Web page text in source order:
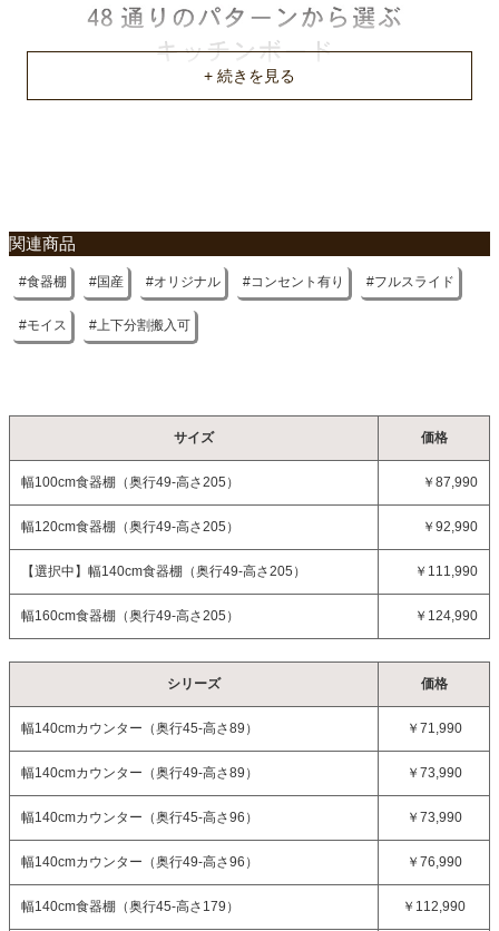
関連商品
食器棚 国産 オリジナル コンセント有り フルスライド
モイス 上下分割搬入可
サイズ 価格
幅100cm食器棚（奥行49-高さ205） ￥87,990
幅120cm食器棚（奥行49-高さ205） ￥92,990
【選択中】 幅140cm食器棚（奥行49-高さ205） ￥111,990
幅160cm食器棚（奥行49-高さ205） ￥124,990
シリーズ 価格
幅140cmカウンター（奥行45-高さ89） ￥71,990
幅140cmカウンター（奥行49-高さ89） ￥73,990
幅140cmカウンター（奥行45-高さ96） ￥73,990
幅140cmカウンター（奥行49-高さ96） ￥76,990
幅140cm食器棚（奥行45-高さ179） ￥112,990